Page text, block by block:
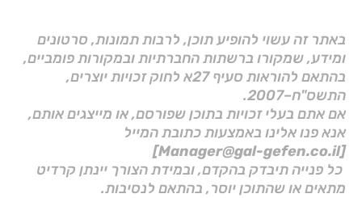
באתר זה עשוי להופיע תוכן, לרבות תמונות, סרטונים
ומידע, שמקורו ברשתות החברתיות ובמקורות פומביים,
בהתאם להוראות סעיף 27א לחוק זכויות יוצרים,
התשס"ח–2007.
אם אתם בעלי זכויות בתוכן שפורסם, או מייצגים אותם,
אנא פנו אלינו באמצעות כתובת המייל
[Manager@gal-gefen.co.il]
כל פנייה תיבדק בהקדם, ובמידת הצורך יינתן קרדיט
מתאים או שהתוכן יוסר, בהתאם לנסיבות.